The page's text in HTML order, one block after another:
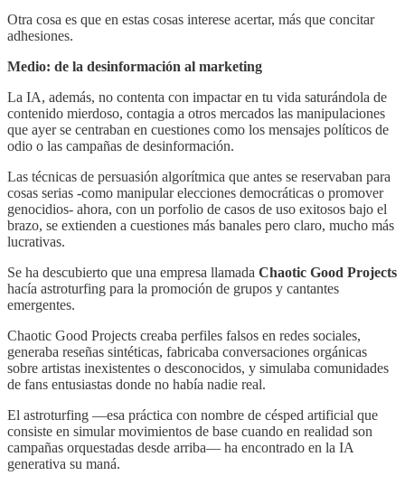
Otra cosa es que en estas cosas interese acertar, más que concitar
adhesiones.
Medio: de la desinformación al marketing
La IA, además, no contenta con impactar en tu vida saturándola de
contenido mierdoso, contagia a otros mercados las manipulaciones
que ayer se centraban en cuestiones como los mensajes políticos de
odio o las campañas de desinformación.
Las técnicas de persuasión algorítmica que antes se reservaban para
cosas serias -como manipular elecciones democráticas o promover
genocidios- ahora, con un porfolio de casos de uso exitosos bajo el
brazo, se extienden a cuestiones más banales pero claro, mucho más
lucrativas.
Se ha descubierto que una empresa llamada Chaotic Good Projects
hacía astroturfing para la promoción de grupos y cantantes
emergentes.
Chaotic Good Projects creaba perfiles falsos en redes sociales,
generaba reseñas sintéticas, fabricaba conversaciones orgánicas
sobre artistas inexistentes o desconocidos, y simulaba comunidades
de fans entusiastas donde no había nadie real.
El astroturfing —esa práctica con nombre de césped artificial que
consiste en simular movimientos de base cuando en realidad son
campañas orquestadas desde arriba— ha encontrado en la IA
generativa su maná.